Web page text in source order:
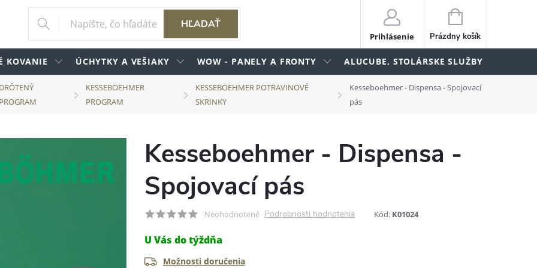
HĽADAŤ
Prihlásenie
NÁKUPNÝ
KOŠÍK
Prázdny košík
KOVANIE ÚCHYTKY A VEŠIAKY WOW - PANELY A FRONTY ALUCUBE, STOLÁRSKE SLUŽBY
DRÔTENÝ
PROGRAM
KESSEBOEHMER
PROGRAM
KESSEBOEHMER POTRAVINOVÉ
SKRINKY
Kesseboehmer - Dispensa - Spojovací
pás
Kesseboehmer - Dispensa -
Spojovací pás
Neohodnotené Podrobnosti hodnotenia Kód: K01024
U Vás do týždňa
Možnosti doručenia